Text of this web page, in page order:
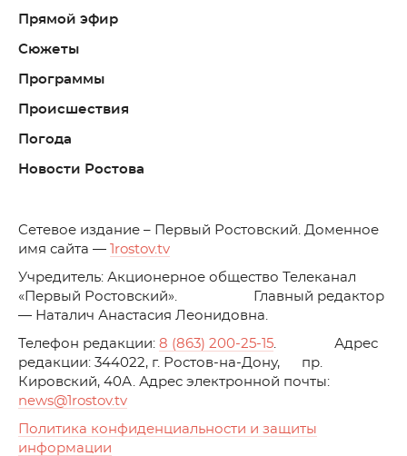
Прямой эфир
Сюжеты
Программы
Происшествия
Погода
Новости Ростова
Cетевое издание – Первый Ростовский. Доменное
имя сайта —
1rostov.tv
Учредитель: Акционерное общество Телеканал
«Первый Ростовский». Главный редактор
— Наталич Анастасия Леонидовна.
Телефон редакции: 8 (863) 200-25-15. Адрес
редакции: 344022, г. Ростов-на-Дону, пр.
Кировский, 40А. Адрес электронной почты:
news@1rostov.tv
Политика конфиденциальности и защиты
информации